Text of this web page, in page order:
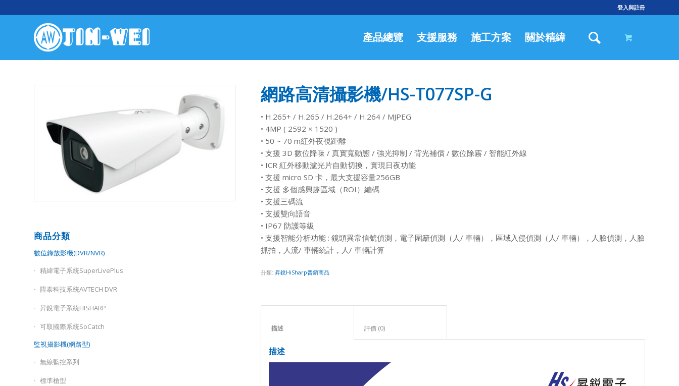
登入與註冊
產品總覽 支援服務 施工方案 關於精緯
商品分類
數位錄放影機(DVR/NVR)
精緯電子系統SuperLivePlus
陞泰科技系統AVTECH DVR
昇銳電子系統HISHARP
可取國際系統SoCatch
監視攝影機(網路型)
無線監控系列
標準槍型
網路高清攝影機/HS-T077SP-G
• H.265+ / H.265 / H.264+ / H.264 / MJPEG
• 4MP ( 2592 × 1520 )
• 50 ~ 70 m紅外夜視距離
• 支援 3D 數位降噪 / 真實寬動態 / 強光抑制 / 背光補償 / 數位除霧 / 智能紅外線
• ICR 紅外移動濾光片自動切換，實現日夜功能
• 支援 micro SD 卡，最大支援容量256GB
• 支援 多個感興趣區域（ROI）編碼
• 支援三碼流
• 支援雙向語音
• IP67 防護等級
• 支援智能分析功能 : 鏡頭異常信號偵測，電子圍籬偵測（人/ 車輛），區域入侵偵測（人/ 車輛），人臉偵測，人臉
抓拍，人流/ 車輛統計，人/ 車輛計算
分類:昇銳HiSharp普銷商品
描述